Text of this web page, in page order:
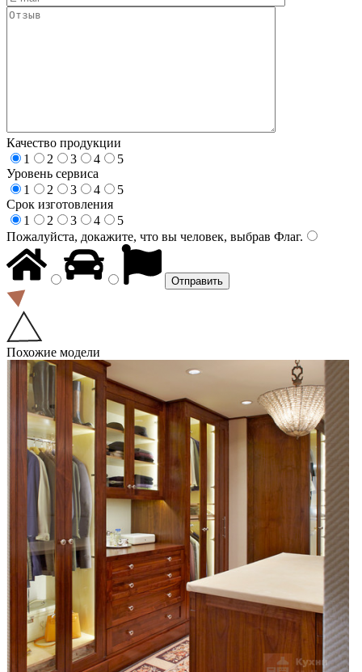
Качество продукции
1
2 3 4
5
Уровень сервиса
1
2 3 4
5
Срок изготовления
1
2 3 4
5
Пожалуйста, докажите, что вы человек, выбрав Флаг.
Похожие модели